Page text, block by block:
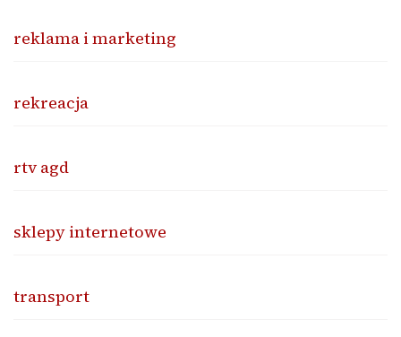
reklama i marketing
rekreacja
rtv agd
sklepy internetowe
transport